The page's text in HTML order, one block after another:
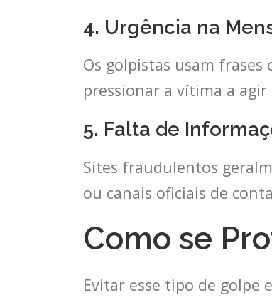
4. Urgência na
Os golpistas usam frases
pressionar a vítima a
5. Falta de
Sites fraudulentos
ou canais oficiais de
Como se
Evitar esse tipo de golpe